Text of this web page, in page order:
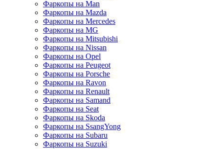
Фаркопы на Man
Фаркопы на Mazda
Фаркопы на Mercedes
Фаркопы на MG
Фаркопы на Mitsubishi
Фаркопы на Nissan
Фаркопы на Opel
Фаркопы на Peugeot
Фаркопы на Porsche
Фаркопы на Ravon
Фаркопы на Renault
Фаркопы на Samand
Фаркопы на Seat
Фаркопы на Skoda
Фаркопы на SsangYong
Фаркопы на Subaru
Фаркопы на Suzuki